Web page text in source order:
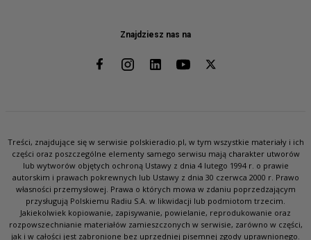
Znajdziesz nas na
Treści, znajdujące się w serwisie polskieradio.pl, w tym wszystkie materiały i ich
części oraz poszczególne elementy samego serwisu mają charakter utworów
lub wytworów objętych ochroną Ustawy z dnia 4 lutego 1994 r. o prawie
autorskim i prawach pokrewnych lub Ustawy z dnia 30 czerwca 2000 r. Prawo
własności przemysłowej. Prawa o których mowa w zdaniu poprzedzającym
przysługują Polskiemu Radiu S.A. w likwidacji lub podmiotom trzecim.
Jakiekolwiek kopiowanie, zapisywanie, powielanie, reprodukowanie oraz
rozpowszechnianie materiałów zamieszczonych w serwisie, zarówno w części,
jak i w całości jest zabronione bez uprzedniej pisemnej zgody uprawnionego.